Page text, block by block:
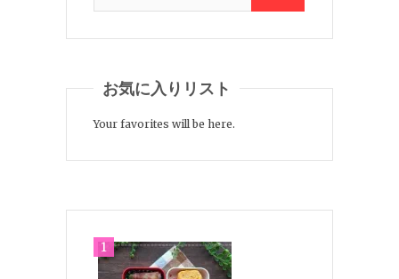
お気に入りリスト
Your favorites will be here.